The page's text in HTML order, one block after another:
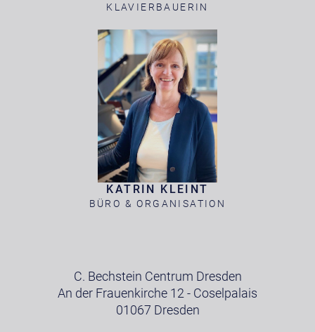
KLAVIERBAUERIN
KATRIN KLEINT
BÜRO & ORGANISATION
C. Bechstein Centrum Dresden
An der Frauenkirche 12 - Coselpalais
01067 Dresden